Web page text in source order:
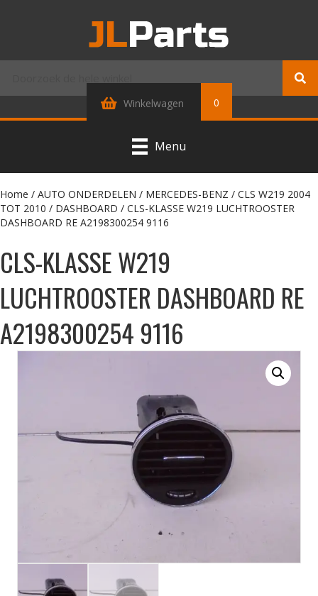
Winkelwagen 0
Menu
Home / AUTO ONDERDELEN / MERCEDES-BENZ / CLS W219 2004
TOT 2010 / DASHBOARD / CLS-KLASSE W219 LUCHTROOSTER
DASHBOARD RE A2198300254 9116
CLS-KLASSE W219
LUCHTROOSTER DASHBOARD RE
A2198300254 9116